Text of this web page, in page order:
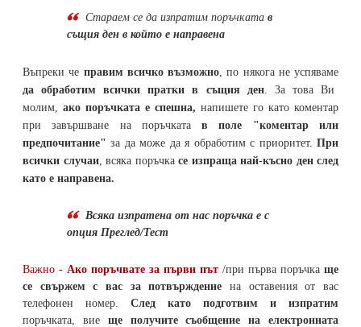
Стараем се да изпратим поръчката в
същия ден в който е направена
Въпреки че правим всичко възможно , по някога не успяваме
да обработим всички пратки в същия ден. За това Ви
молим, ако поръчката е спешна, напишете го като коментар
при завършване на поръчкатав поле "коментар или
предпочитание" за да може да я обработим с приоритет. При
всички случаи, всяка поръчка се изпраща най-късно ден след
като е направена.
Всяка изпратена от нас поръчка е с
опция Преглед/Тест
Важно - Ако поръчвате за първи път /при първа поръчка ще
се свържем с вас за потвърждение на оставения от вас
телефонен номер
След като подготвим и изпратим
поръчката, вие ще получите съобщение на електронната